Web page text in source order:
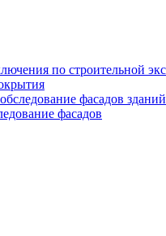
по строительной
фасадов
фасадов